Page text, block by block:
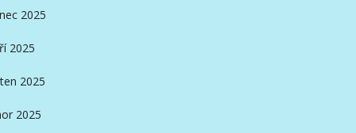
2025
2025
2025
2025